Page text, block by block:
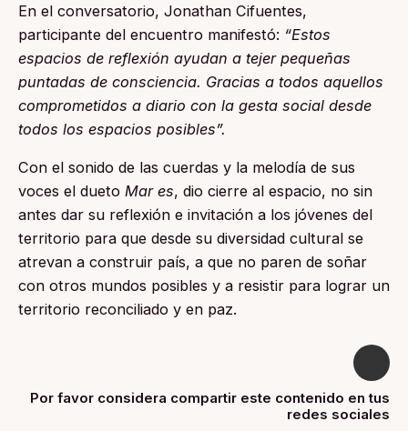
En el conversatorio, Jonathan Cifuentes,
participante del encuentro manifestó: “Estos
espacios de reflexión ayudan a tejer pequeñas
puntadas de consciencia. Gracias a todos aquellos
comprometidos a diario con la gesta social desde
todos los espacios posibles”.
Con el sonido de las cuerdas y la melodía de sus
voces el dueto Mar es, dio cierre al espacio, no sin
antes dar su reflexión e invitación a los jóvenes del
territorio para que desde su diversidad cultural se
atrevan a construir país, a que no paren de soñar
con otros mundos posibles y a resistir para lograr un
territorio reconciliado y en paz.
Por favor considera compartir este contenido en tus
redes sociales